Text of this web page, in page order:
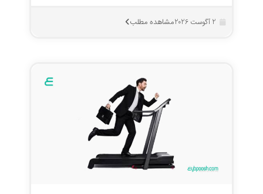
مشاهده مطلب